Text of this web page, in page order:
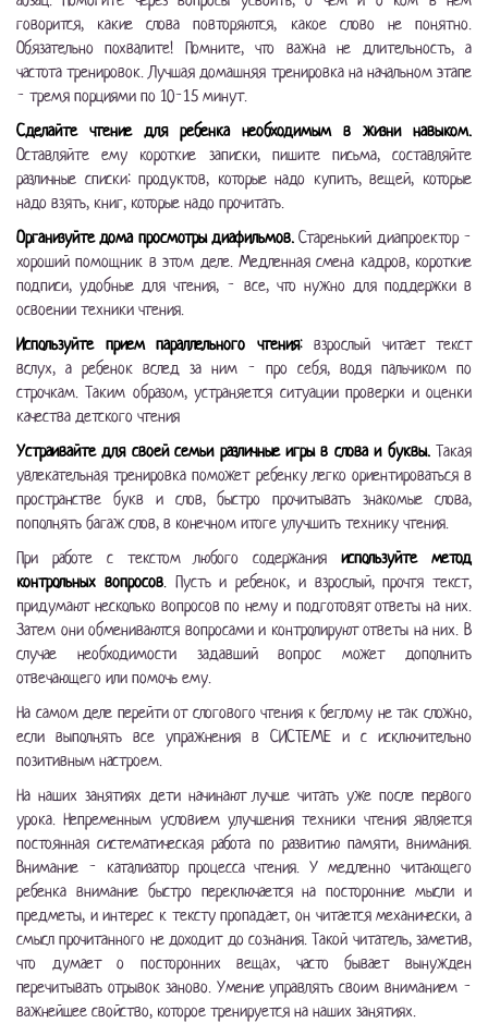
говорится, какие слова повторяются, какое слово не понятно.
Обязательно похвалите! Помните, что важна не длительность, а
частота тренировок. Лучшая домашняя тренировка на начальном этапе
- тремя порциями по 10-15 минут.
Сделайте чтение для ребенка необходимым в жизни навыком.
Оставляйте ему короткие записки, пишите письма, составляйте
различные списки: продуктов, которые надо купить, вещей, которые
надо взять, книг, которые надо прочитать.
Организуйте дома просмотры диафильмов.Старенький диапроектор -
хороший помощник в этом деле. Медленная смена кадров, короткие
подписи, удобные для чтения, - все, что нужно для поддержки в
освоении техники чтения.
Используйте прием параллельного чтения:взрослый читает текст
вслух, а ребенок вслед за ним - про себя, водя пальчиком по
строчкам. Таким образом, устраняется ситуации проверки и оценки
качества детского чтения
Устраивайте для своей семьи различные игры в слова и буквы. Такая
увлекательная тренировка поможет ребенку легко ориентироваться в
пространстве букв и слов, быстро прочитывать знакомые слова,
пополнять багаж слов, в конечном итоге улучшить технику чтения.
При работе с текстом любого содержанияиспользуйте метод
контрольных вопросов.Пусть и ребенок, и взрослый, прочтя текст,
придумают несколько вопросов по нему и подготовят ответы на них.
Затем они обмениваются вопросами и контролируют ответы на них. В
случае необходимости задавший вопрос может дополнить
отвечающего или помочь ему.
На самом деле перейти от слогового чтения к беглому не так сложно,
если выполнять все упражнения в СИСТЕМЕ и с исключительно
позитивным настроем.
На наших занятиях дети начинают лучше читать уже после первого
урока. Непременным условием улучшения техники чтения является
постоянная систематическая работа по развитию памяти, внимания.
Внимание - катализатор процесса чтения. У медленно читающего
ребенка внимание быстро переключается на посторонние мысли и
предметы, и интерес к тексту пропадает, он читается механически, а
смысл прочитанного не доходит до сознания. Такой читатель, заметив,
что думает о посторонних вещах, часто бывает вынужден
перечитывать отрывок заново. Умение управлять своим вниманием -
важнейшее свойство, которое тренируется на наших занятиях.